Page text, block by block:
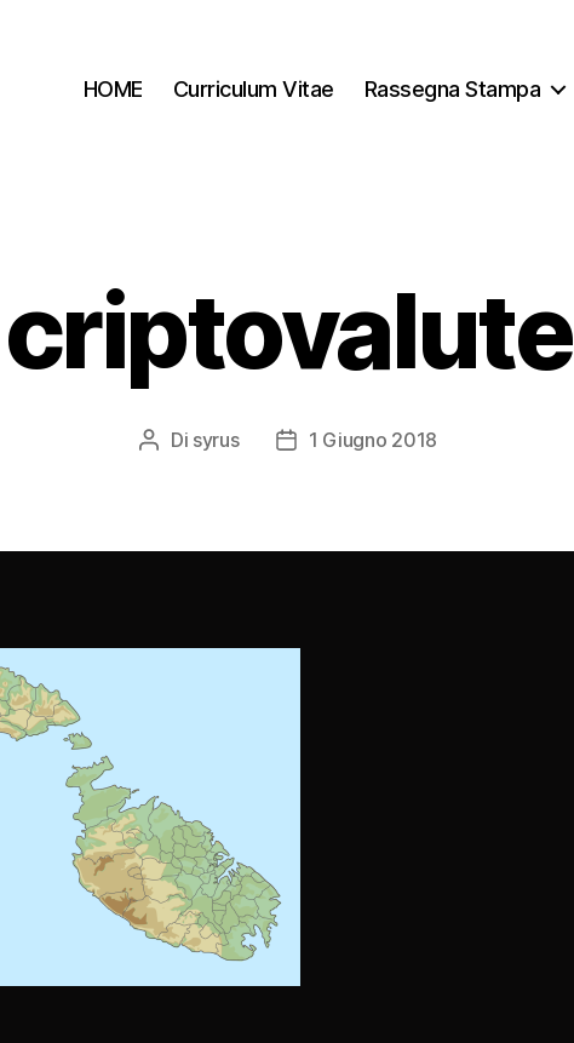
HOME Curriculum Vitae Rassegna Stampa
criptovalute
Autore
Di syrus
Data1 Giugno 2018